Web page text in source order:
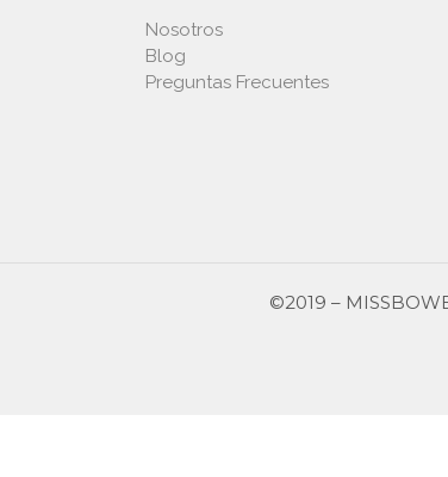
Nosotros
Blog
Preguntas Frecuentes
©2019 –